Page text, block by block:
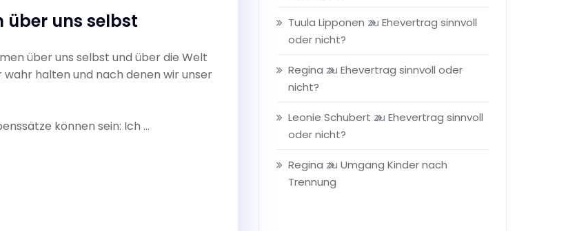
über uns selbst
über uns selbst und über die Welt
wahr halten und nach denen wir unser
können sein: Ich …
Tuula Lipponen zu Ehevertrag sinnvoll
oder nicht?
Regina zu Ehevertrag sinnvoll oder
nicht?
Leonie Schubert zu Ehevertrag sinnvoll
oder nicht?
Regina zu Umgang Kinder nach
Trennung